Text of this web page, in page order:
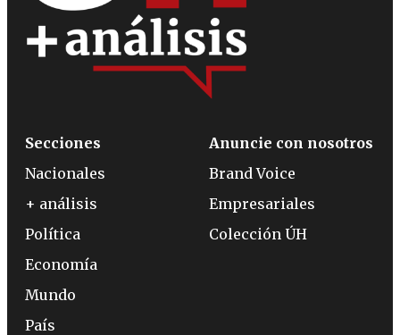
Secciones
Nacionales
+ análisis
Política
Economía
Mundo
País
Anuncie con nosotros
Brand Voice
Empresariales
Colección ÚH